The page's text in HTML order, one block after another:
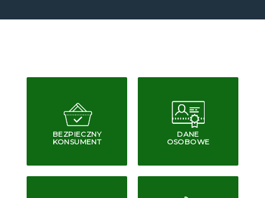
BEZPIECZNY
KONSUMENT
DANE
OSOBOWE